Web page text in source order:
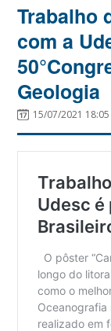
Trabalho
com a
Geologia
15/07/2021 18:05